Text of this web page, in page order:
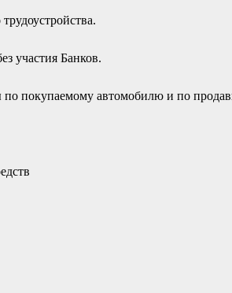
участия Банков.
покупаемому автомобилю и по